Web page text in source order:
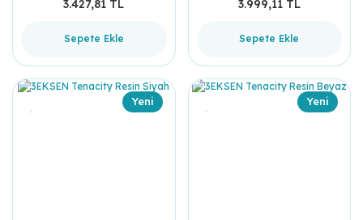
3.427,81 TL
Sepete Ekle
3.999,11 TL
Sepete Ekle
Yeni Yeni